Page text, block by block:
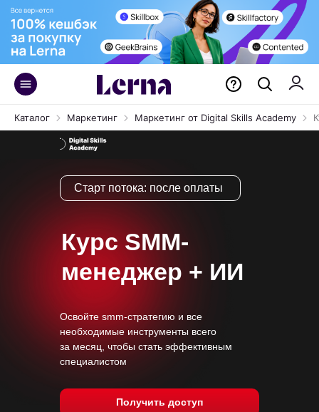
Каталог Маркетинг Маркетинг от Digital Skills Academy
Курс SMM-
менеджер + ИИ
Освойте smm-стратегию и все
необходимые инструменты всего
за месяц, чтобы стать эффективным
специалистом
Получить доступ
Старт потока: после оплаты